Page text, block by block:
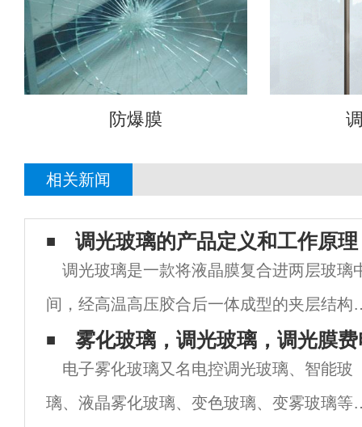
防爆膜
相关新闻
调光玻璃的产品定义和工作原
调光玻璃是一款将液晶膜复合进两层玻璃
间，经高温高压胶合后一体成型的夹层结构
新型特种光电玻璃产品。使用者通过控制电
的通断与否控制玻璃的透明与不透明状态。
璃本身不仅具有一切安权玻璃的特性，同时
雾化玻璃，调光玻璃，调光膜
电子雾化玻璃又名电控调光玻璃、智能玻
璃、液晶雾化玻璃、变色玻璃、变雾玻璃等